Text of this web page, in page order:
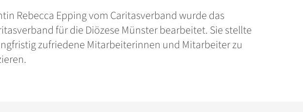
Rebecca Epping vom Caritasverband wurde das
für die Diözese Münster bearbeitet. Sie stellte
zufriedene Mitarbeiterinnen und Mitarbeiter zu